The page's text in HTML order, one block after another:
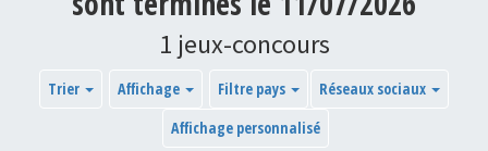
1 jeux-concours
Trier Affichage Filtre pays
Réseaux sociaux
Affichage personnalisé